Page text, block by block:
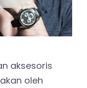
aksesoris
oleh